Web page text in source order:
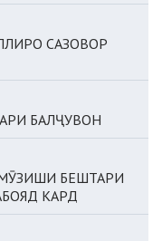
САЗОВОР
БАЛҶУВОН
БЕШТАРИ
КАРД